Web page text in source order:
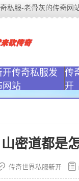
私服-老骨灰的传奇网
开传奇私服发
网站
传
开
密道都是
传奇世界私服新开